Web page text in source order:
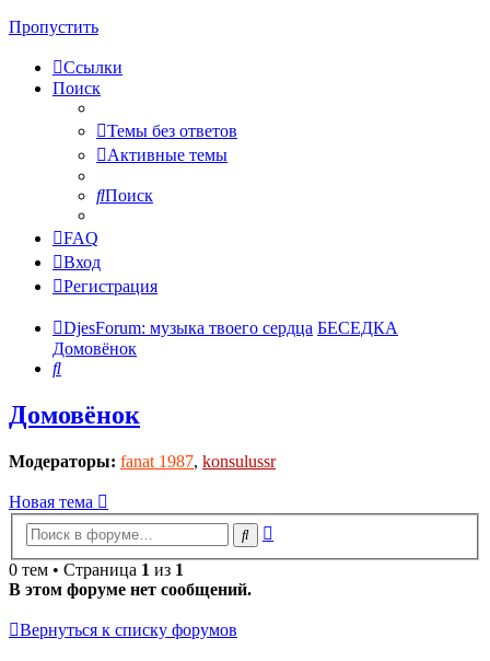
Пропустить
Ссылки
Поиск
Темы без ответов
Активные темы
Поиск
FAQ
Вход
Регистрация
DjesForum: музыка твоего сердца БЕСЕДКА
Домовёнок
Поиск
Домовёнок
Модераторы: fanat 1987, konsulussr
Новая тема
Поиск
0 тем • Страница 1 из 1
В этом форуме нет сообщений.
Вернуться к списку форумов